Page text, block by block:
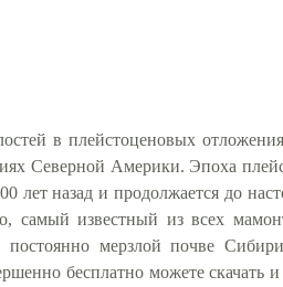
в плейстоценовых
Северной Америки. Эпоха
лет назад и продолжается до
самый известный из всех
мерзлой почве
бесплатно можете скачать и